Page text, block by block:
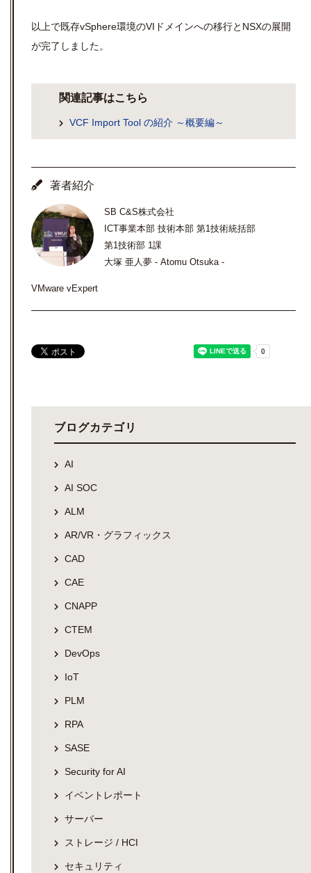
以上で既存vSphere環境のVIドメインへの移行とNSXの展開
が完了しました。
関連記事はこちら
VCF Import Tool の紹介 ～概要編～
著者紹介
SB C&S株式会社
ICT事業本部 技術本部 第1技術統括部
第1技術部 1課
大塚 亜人夢 - Atomu Otsuka -
VMware vExpert
ブログカテゴリ
AI
AI SOC
ALM
AR/VR・グラフィックス
CAD
CAE
CNAPP
CTEM
DevOps
IoT
PLM
RPA
SASE
Security for AI
イベントレポート
サーバー
ストレージ / HCI
セキュリティ